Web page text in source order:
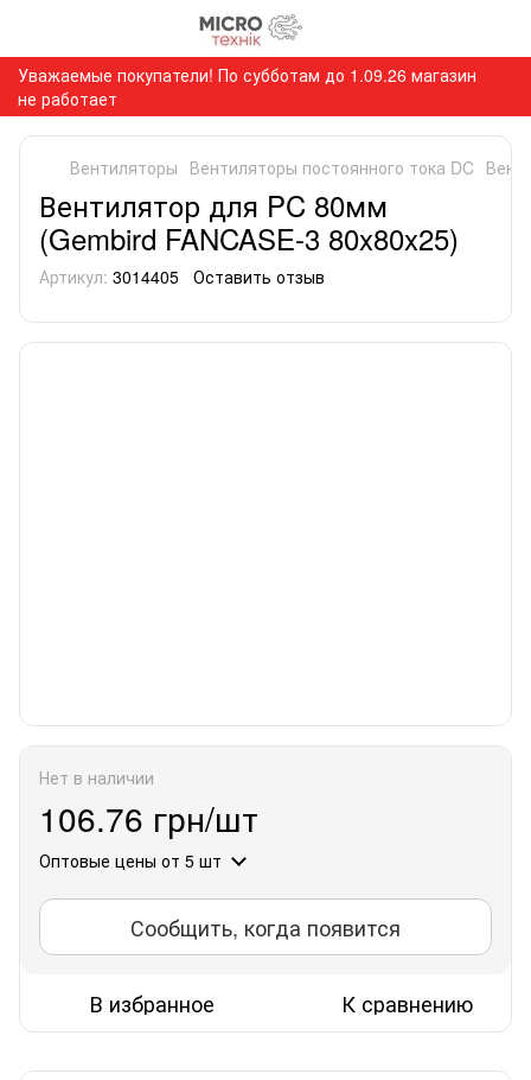
Уважаемые покупатели! По субботам до 1.09.26 магазин
не работает
Вентиляторы Вентиляторы постоянного тока DC
Вентилятор для PC 80мм
(Gembird FANCASE-3 80x80x25)
Артикул: 3014405 Оставить отзыв
Нет в наличии
106.76 грн/шт
Оптовые цены от 5 шт
Сообщить, когда появится
В избранное К сравнению